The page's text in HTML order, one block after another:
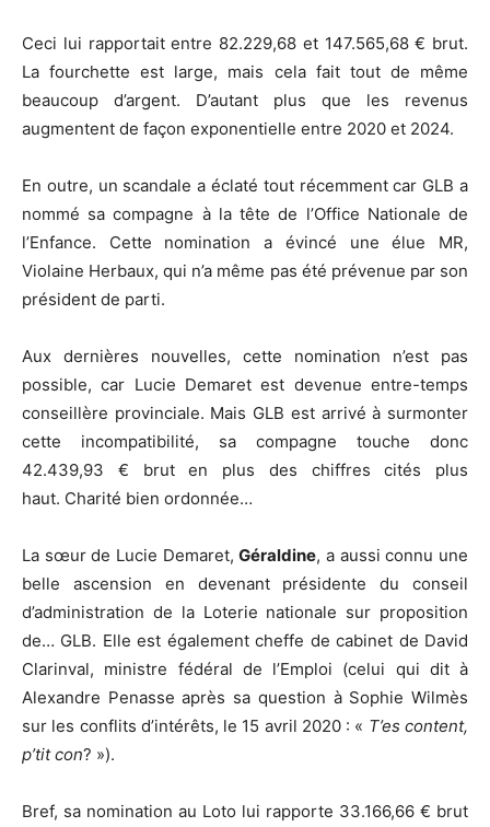
Ceci lui rapportait entre 82.229,68 et 147.565,68 € brut.
La fourchette est large, mais cela fait tout de même
beaucoup d’argent. D’autant plus que les revenus
augmentent de façon exponentielle entre 2020 et 2024.
En outre, un scandale a éclaté tout récemment car GLB a
nommé sa compagne à la tête de l’Office Nationale de
l’Enfance. Cette nomination a évincé une élue MR,
Violaine Herbaux, qui n’a même pas été prévenue par son
président de parti.
Aux dernières nouvelles, cette nomination n’est pas
possible, car Lucie Demaret est devenue entre-temps
conseillère provinciale. Mais GLB est arrivé à surmonter
cette incompatibilité, sa compagne touche donc
42.439,93 € brut en plus des chiffres cités plus
haut. Charité bien ordonnée…
La sœur de Lucie Demaret,Géraldine, a aussi connu une
belle ascension en devenant présidente du conseil
d’administration de la Loterie nationale sur proposition
de… GLB. Elle est également cheffe de cabinet de David
Clarinval, ministre fédéral de l’Emploi (celui qui dit à
Alexandre Penasse après sa question à Sophie Wilmès
sur les conflits d’intérêts, le 15 avril 2020 : « T’es content,
p’tit con? »).
Bref, sa nomination au Loto lui rapporte 33.166,66 € brut